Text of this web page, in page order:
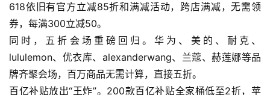
618依旧有官方立减85折和满减活动，跨店满减，无需领
券，每满300立减50。
同时，五折会场重磅回归。华为、美的、耐克、
lululemon、优衣库、alexanderwang、兰蔻、赫莲娜等品
牌齐聚会场，百万商品无需计算，直接五折。
百亿补贴放出“王炸”。200款百亿补贴全家桶低至2折，苹